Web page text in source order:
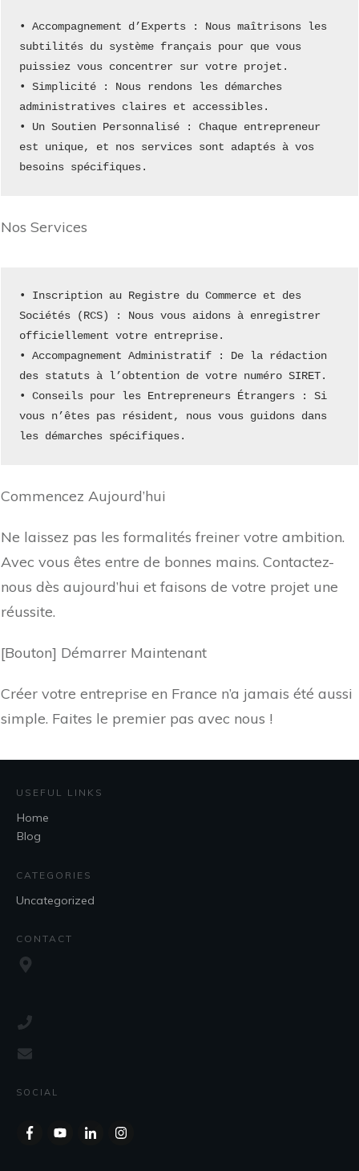
• Accompagnement d’Experts : Nous maîtrisons les
subtilités du système français pour que vous
puissiez vous concentrer sur votre projet.
• Simplicité : Nous rendons les démarches
administratives claires et accessibles.
• Un Soutien Personnalisé : Chaque entrepreneur
est unique, et nos services sont adaptés à vos
besoins spécifiques.
Nos Services
• Inscription au Registre du Commerce et des
Sociétés (RCS) : Nous vous aidons à enregistrer
officiellement votre entreprise.
• Accompagnement Administratif : De la rédaction
des statuts à l’obtention de votre numéro SIRET.
• Conseils pour les Entrepreneurs Étrangers : Si
vous n’êtes pas résident, nous vous guidons dans
les démarches spécifiques.
Commencez Aujourd’hui
Ne laissez pas les formalités freiner votre ambition.
Avec vous êtes entre de bonnes mains. Contactez-
nous dès aujourd’hui et faisons de votre projet une
réussite.
[Bouton] Démarrer Maintenant
Créer votre entreprise en France n’a jamais été aussi
simple. Faites le premier pas avec nous !
USEFUL LINKS
Home
Blog
CATEGORIES
Uncategorized
CONTACT
SOCIAL